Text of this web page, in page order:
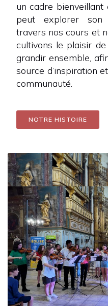
un cadre bienveillant
peut explorer son
travers nos cours et
cultivons le plaisir
grandir ensemble,
source d’inspiration
communauté.
NOTRE HISTOIRE